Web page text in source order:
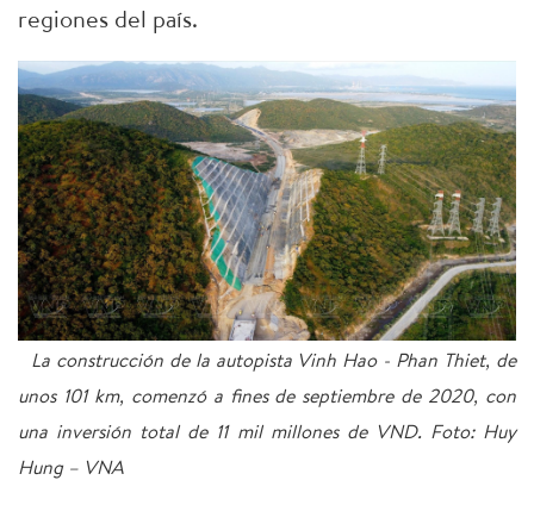
regiones del país.
La construcción de la autopista Vinh Hao - Phan Thiet, de
unos 101 km, comenzó a fines de septiembre de 2020, con
una inversión total de 11 mil millones de VND. Foto: Huy
Hung – VNA